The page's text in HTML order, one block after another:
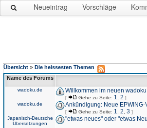
Neueintrag Vorschläge
Übersicht » Die heissesten Themen
Name des Forums
wadoku.de Willkommen im neuen
[ Gehe zu Seite: 1 2 ]
wadoku.de Ankündigung: Neue
[ Gehe zu Seite: 1 2 3 ]
Japanisch-Deutsche
Übersetzungen
"etwas neues" oder "etwas